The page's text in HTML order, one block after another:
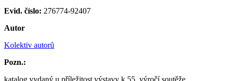
Evid. číslo: 276774-92407
Autor
Kolektiv autorů
Pozn.: